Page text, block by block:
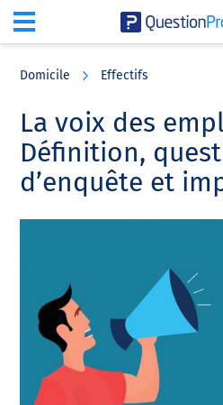
content
sidebar
Domicile Effectifs
La voix des
Définition,
d’enquête et